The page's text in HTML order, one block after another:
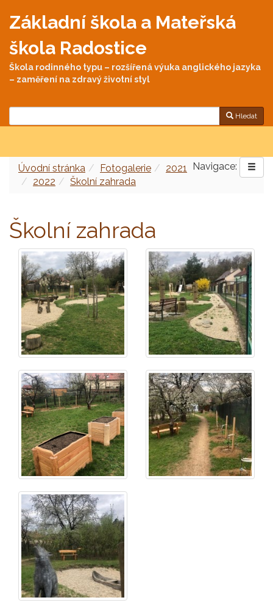
Základní škola a Mateřská
škola Radostice
Škola rodinného typu – rozšířená výuka anglického jazyka
– zaměření na zdravý životní styl
Hledat
Navigace:
Úvodní stránka Fotogalerie
2021
2022
Školní zahrada
Školní zahrada